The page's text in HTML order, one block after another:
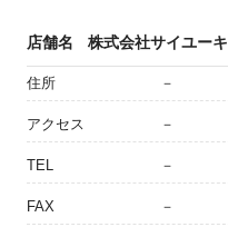
店舗名 株式会社サイユーキ
住所 －
アクセス －
TEL －
FAX －